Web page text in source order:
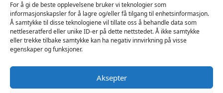
For å gi de beste opplevelsene bruker vi teknologier som
informasjonskapsler for å lagre og/eller få tilgang til enhetsinformasjon.
Å samtykke til disse teknologiene vil tillate oss å behandle data som
nettleseratferd eller unike ID-er på dette nettstedet. Å ikke samtykke
eller trekke tilbake samtykke kan ha negativ innvirkning på visse
egenskaper og funksjoner.
Aksepter
SOSIALE MEDIER
Følg oss på sosiale medium for nyheiter og tilbod
Facebook
Instagram
LinkedIn
TripAdvisor
YouTube